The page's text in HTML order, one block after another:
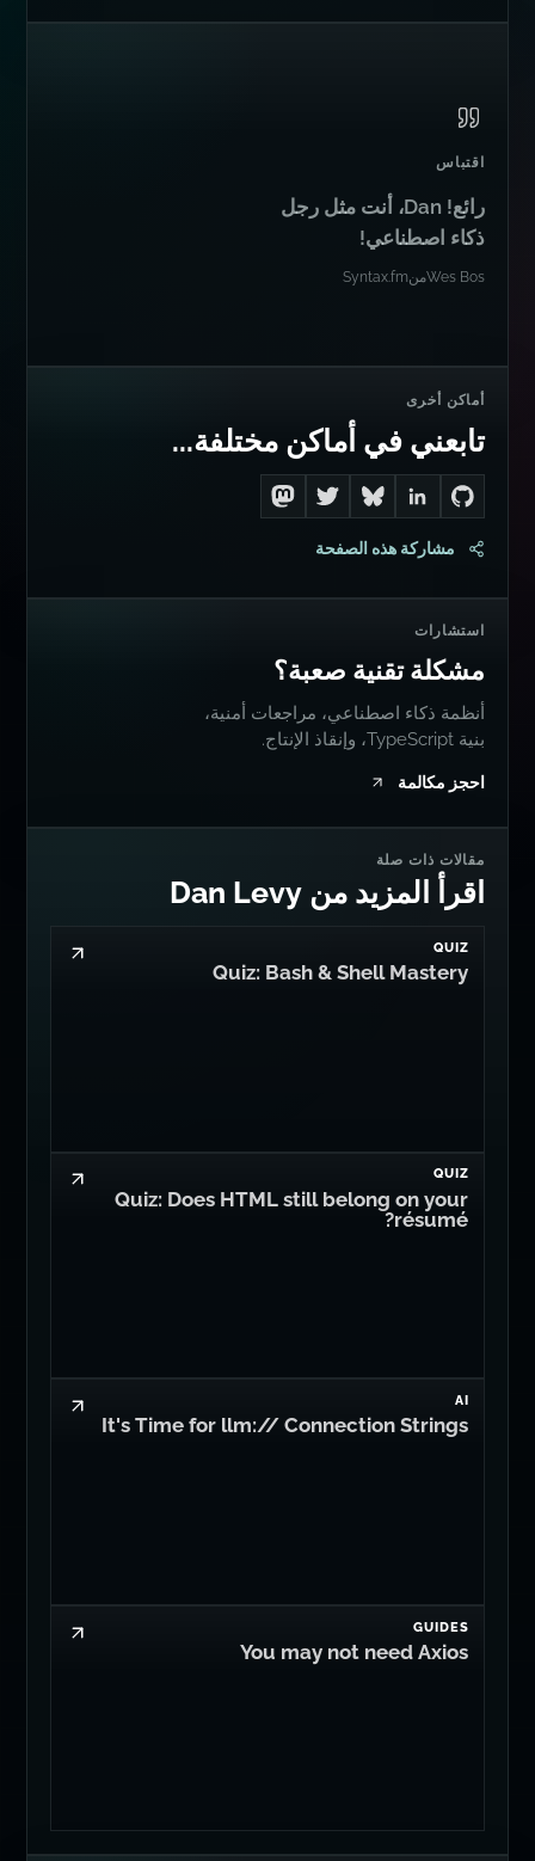
اقتباس
رائع! Dan، أنت مثل رجل
ذكاء اصطناعي!
Wes BosمنSyntax.fm
أماكن أخرى
تابعني في أماكن مختلفة...
Go to Dan's GitHub
Connect with me on LinkedIn
Follow me on Bluesky
Follow me on Twitter
Follow me on Mastodon
مشاركة هذه الصفحة
استشارات
مشكلة تقنية صعبة؟
أنظمة ذكاء اصطناعي، مراجعات أمنية،
بنية TypeScript، وإنقاذ الإنتاج.
احجز مكالمة
مقالات ذات صلة
اقرأ المزيد من Dan Levy
QUIZ
Quiz: Bash & Shell Mastery
QUIZ
Quiz: Does HTML still belong on your
résumé?
AI
It's Time for llm:// Connection Strings
GUIDES
You may not need Axios